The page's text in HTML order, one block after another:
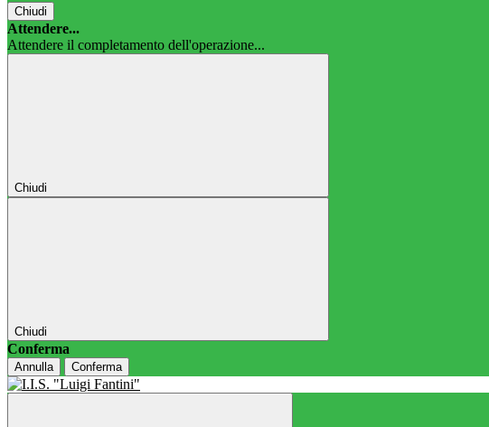
Chiudi
Attendere...
Attendere il completamento dell'operazione...
Chiudi
Chiudi
Conferma
Annulla Conferma